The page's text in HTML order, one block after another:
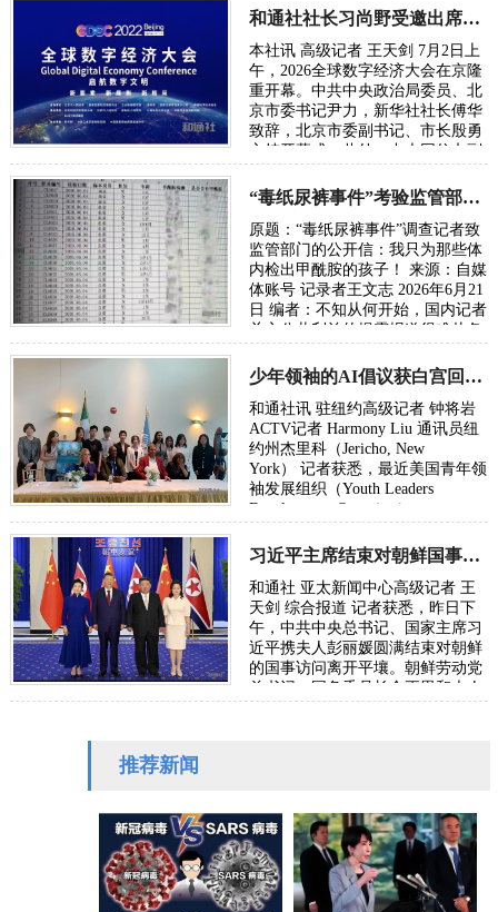
年后，…
和通社社长习尚野受邀出席2026年全球数字经济大会
本社讯 高级记者 王天剑 7月2日上
午，2026全球数字经济大会在京隆
重开幕。中共中央政治局委员、北
京市委书记尹力，新华社社长傅华
致辞，北京市委副书记、市长殷勇
主持开幕式。此外，中央网信办副
国家发…
“毒纸尿裤事件”考验监管部门的党性初心与执法能力
原题：“毒纸尿裤事件”调查记者致
监管部门的公开信：我只为那些体
内检出甲酰胺的孩子！ 来源：自媒
体账号 记录者王文志 2026年6月21
日 编者：不知从何开始，国内记者
关心公共利益的揭露报道很难从各
或者…
少年领袖的AI倡议获白宫回信：总统鼓励下一代投身AI时代
和通社讯 驻纽约高级记者 钟将岩
ACTV记者 Harmony Liu 通讯员纽
约州杰里科（Jericho, New
York） 记者获悉，最近美国青年领
袖发展组织（Youth Leaders
Development Organization，
AI与信息技术负责人Eric …
习近平主席结束对朝鲜国事访问昨日已返京
和通社 亚太新闻中心高级记者 王
天剑 综合报道 记者获悉，昨日下
午，中共中央总书记、国家主席习
近平携夫人彭丽媛圆满结束对朝鲜
的国事访问离开平壤。朝鲜劳动党
总书记、国务委员长金正恩和夫人
推荐新闻